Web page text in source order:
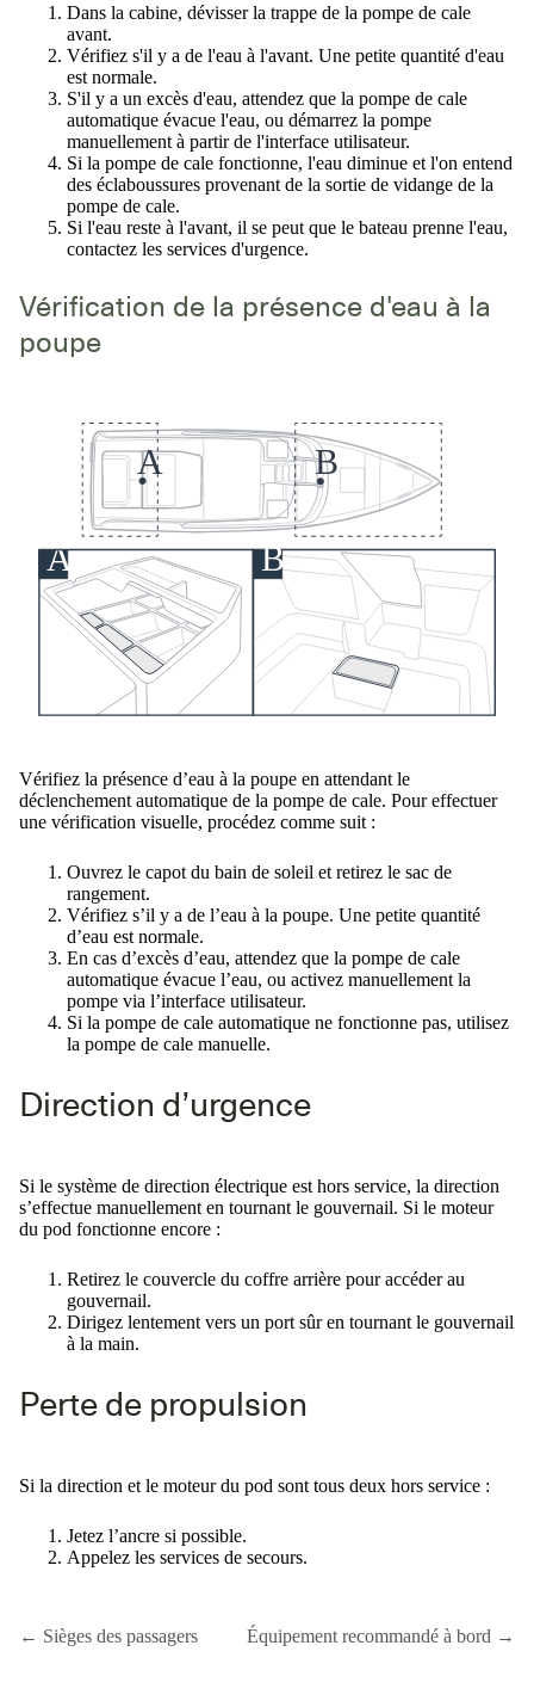
Dans la cabine, dévisser la trappe de la pompe de cale
avant.
Vérifiez s'il y a de l'eau à l'avant. Une petite quantité d'eau
est normale.
S'il y a un excès d'eau, attendez que la pompe de cale
automatique évacue l'eau, ou démarrez la pompe
manuellement à partir de l'interface utilisateur.
Si la pompe de cale fonctionne, l'eau diminue et l'on entend
des éclaboussures provenant de la sortie de vidange de la
pompe de cale.
Si l'eau reste à l'avant, il se peut que le bateau prenne l'eau,
contactez les services d'urgence.
Vérification de la présence d'eau à la
poupe
Vérifiez la présence d’eau à la poupe en attendant le
déclenchement automatique de la pompe de cale. Pour effectuer
une vérification visuelle, procédez comme suit :
Ouvrez le capot du bain de soleil et retirez le sac de
rangement.
Vérifiez s’il y a de l’eau à la poupe. Une petite quantité
d’eau est normale.
En cas d’excès d’eau, attendez que la pompe de cale
automatique évacue l’eau, ou activez manuellement la
pompe via l’interface utilisateur.
Si la pompe de cale automatique ne fonctionne pas, utilisez
la pompe de cale manuelle.
Direction d’urgence
Si le système de direction électrique est hors service, la direction
s’effectue manuellement en tournant le gouvernail. Si le moteur
du pod fonctionne encore :
Retirez le couvercle du coffre arrière pour accéder au
gouvernail.
Dirigez lentement vers un port sûr en tournant le gouvernail
à la main.
Perte de propulsion
Si la direction et le moteur du pod sont tous deux hors service :
Jetez l’ancre si possible.
Appelez les services de secours.
← Sièges des passagers Équipement recommandé à bord →